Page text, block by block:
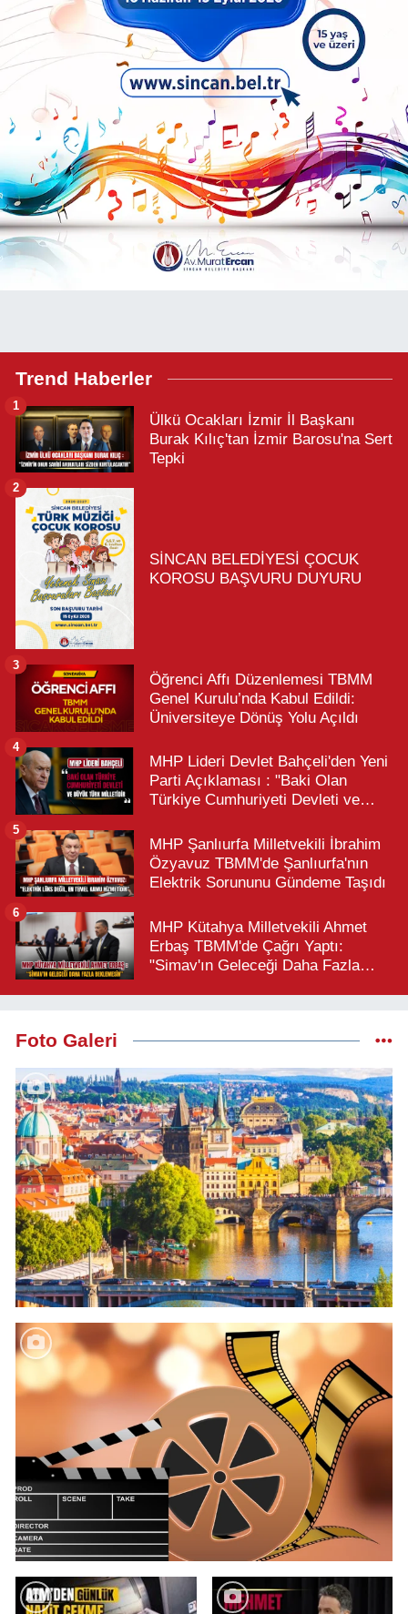
Trend Haberler
Ülkü Ocakları İzmir İl Başkanı
Burak Kılıç'tan İzmir Barosu'na Sert
Tepki
1
SİNCAN BELEDİYESİ ÇOCUK
KOROSU BAŞVURU DUYURU
2
Öğrenci Affı Düzenlemesi TBMM
Genel Kurulu’nda Kabul Edildi:
Üniversiteye Dönüş Yolu Açıldı
3
MHP Lideri Devlet Bahçeli'den Yeni
Parti Açıklaması : "Baki Olan
Türkiye Cumhuriyeti Devleti ve
4
MHP Şanlıurfa Milletvekili İbrahim
Özyavuz TBMM'de Şanlıurfa'nın
Elektrik Sorununu Gündeme Taşıdı
5
MHP Kütahya Milletvekili Ahmet
Erbaş TBMM'de Çağrı Yaptı:
"Simav'ın Geleceği Daha Fazla
6
Foto Galeri